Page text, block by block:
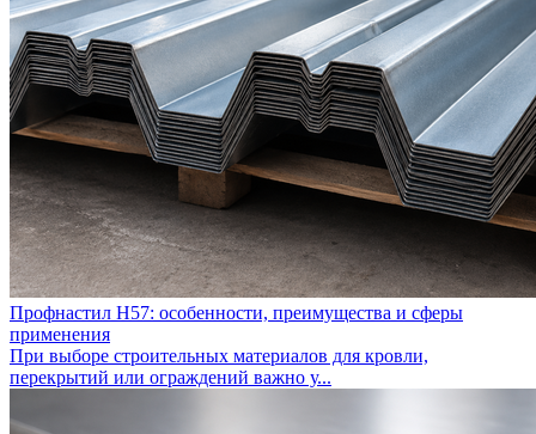
Профнастил Н57: особенности, преимущества и сферы
применения
При выборе строительных материалов для кровли,
перекрытий или ограждений важно у...